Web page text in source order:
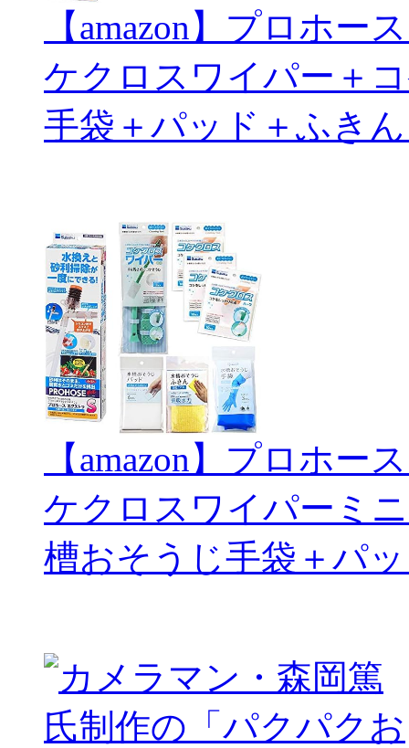
【amazon】プロホ
ケクロスワイパー＋
手袋＋パッド＋ふき
【amazon】プロホー
ケクロスワイパーミ
槽おそうじ手袋＋パ